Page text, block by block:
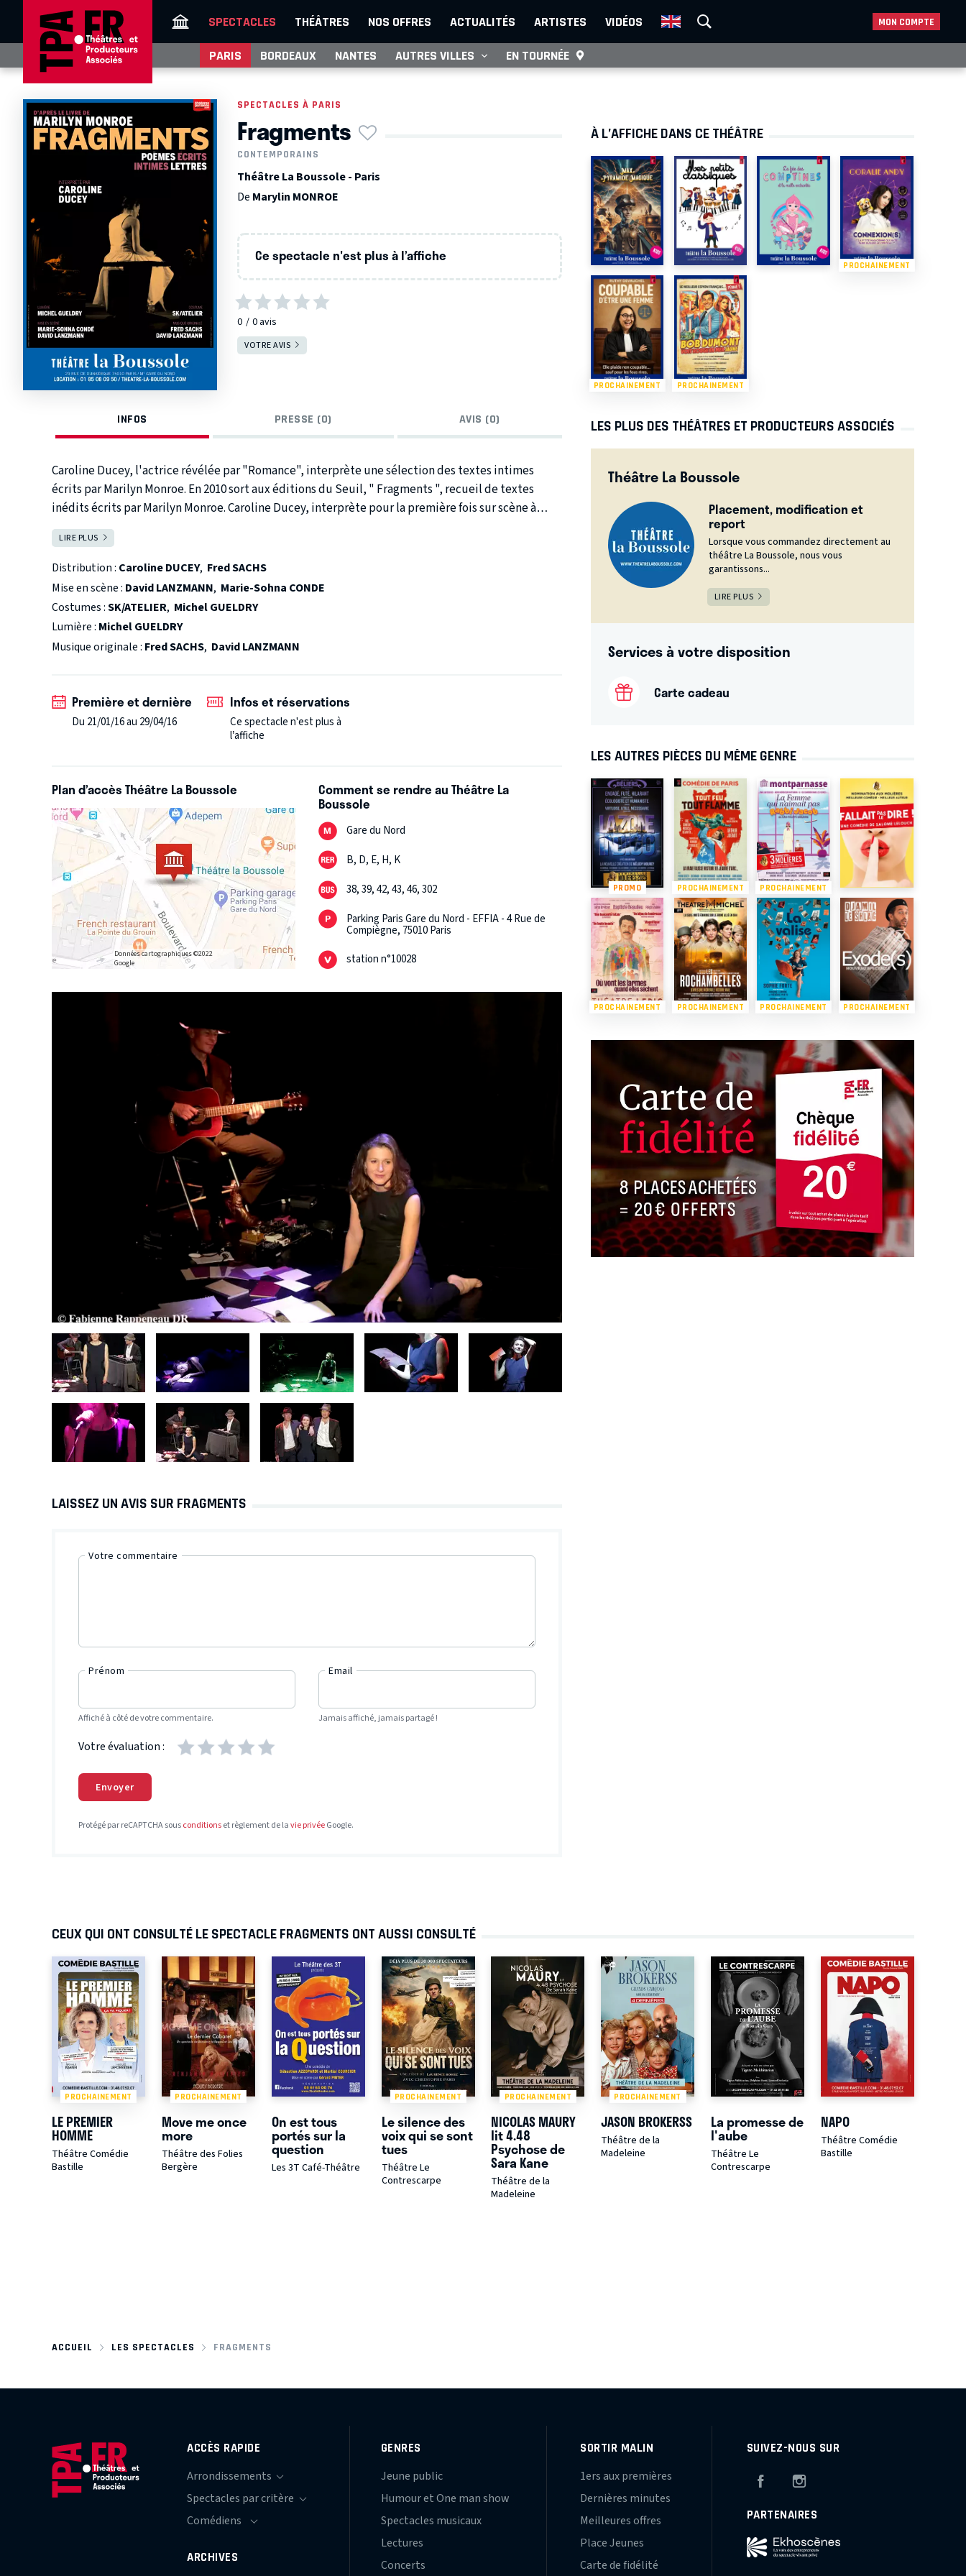
SPECTACLES THÉÂTRES NOS OFFRES ACTUALITÉS ARTISTES VIDÉOS MON COMPTE
PARIS BORDEAUX NANTES AUTRES VILLES EN TOURNÉE
SPECTACLES À PARIS
Fragments
CONTEMPORAINS
Théâtre La Boussole - Paris
De Marylin MONROE
Ce spectacle n'est plus à l’affiche
0 0avis
VOTRE AVIS
INFOS PRESSE (0) AVIS (0)
Caroline Ducey, l'actrice révélée par "Romance", interprète une sélection des textes intimes
écrits par Marilyn Monroe. En 2010 sort aux éditions du Seuil, " Fragments ", recueil de textes
inédits écrits par Marilyn Monroe. Caroline Ducey, interprète pour la première fois sur scène à
Paris une sélection de ses écrits. Notes, poèmes, correspondances, ce spectacle est un voyage
dans l'âme de l'actrice. Ces écrits témoignent d'un destin dont la lutte est le moteur, une lutte
contre ses origines, ses émotions, contre la folie. Ils révèlent la grâce d'un être fragile, sujet à une
perpétuelle introspection et en permanente quête d'amour. Accompagné de Fred Sachs (guitare)
et David Lanzmann (piano) qui délivrent une partition aux airs de films noirs, Caroline Ducey livre
une interprétation sur le fil du rasoir qui permet de découvrir la sensibilité exacerbée, la
véritable créativité, qui se cachaient derrière l'icône.
LIRE PLUS
Distribution : Caroline DUCEY, Fred SACHS
Mise en scène : David LANZMANN, Marie-Sohna CONDE
Costumes :SK/ATELIER, Michel GUELDRY
Lumière : Michel GUELDRY
Musique originale : Fred SACHS, David LANZMANN
Première et dernière
Du 21/01/16 au 29/04/16
Infos et réservations
Ce spectacle n'est plus à
l’affiche
Plan d’accès Théâtre La Boussole
Données cartographiques ©2022
Google
Comment se rendre au Théâtre La
Boussole
Gare du Nord
B, D, E, H, K
38, 39, 42, 43, 46, 302
Parking Paris Gare du Nord - EFFIA - 4 Rue de
Compiègne, 75010 Paris
station n°10028
LAISSEZ UN AVIS SUR FRAGMENTS
Votre commentaire
Prénom
Affiché à côté de votre commentaire.
Email
Jamais affiché, jamais partagé !
Votre évaluation :
Envoyer
Protégé par reCAPTCHA sousconditionset règlement de lavie privéeGoogle.
À L’AFFICHE DANS CE THÉÂTRE
PROCHAINEMENT
PROCHAINEMENT PROCHAINEMENT
LES PLUS DES THÉÂTRES ET PRODUCTEURS ASSOCIÉS
Théâtre La Boussole
Placement, modification et
report
Lorsque vous commandez directement au
théâtre La Boussole, nous vous
garantissons...
LIRE PLUS
Services à votre disposition
Carte cadeau
LES AUTRES PIÈCES DU MÊME GENRE
PROMO PROCHAINEMENT PROCHAINEMENT
PROCHAINEMENT PROCHAINEMENT PROCHAINEMENT PROCHAINEMENT
CEUX QUI ONT CONSULTÉ LE SPECTACLE FRAGMENTS ONT AUSSI CONSULTÉ
PROCHAINEMENT
LE PREMIER
HOMME
Théâtre Comédie
Bastille
PROCHAINEMENT
Move me once
more
Théâtre des Folies
Bergère
On est tous
portés sur la
question
Les 3T Café-Théâtre
PROCHAINEMENT
Le silence des
voix qui se sont
tues
Théâtre Le
Contrescarpe
PROCHAINEMENT
NICOLAS MAURY
lit 4.48
Psychose de
Sara Kane
Théâtre de la
Madeleine
PROCHAINEMENT
JASON BROKERSS
Théâtre de la
Madeleine
La promesse de
l'aube
Théâtre Le
Contrescarpe
NAPO
Théâtre Comédie
Bastille
ACCUEIL LES SPECTACLES FRAGMENTS
ACCÈS RAPIDE
ARCHIVES
GENRES
Jeune public
Humour et One man show
Spectacles musicaux
Lectures
Concerts
SORTIR MALIN
1ers aux premières
Dernières minutes
Meilleures offres
Place Jeunes
Carte de fidélité
SUIVEZ-NOUS SUR
Facebook
PARTENAIRES